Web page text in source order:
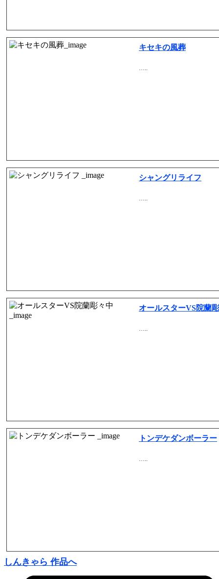
キセキの風葬
…..
シャングリライフ
…..
オールスターVS院蘭
…..
トンデケダンボーラー
…..
しんきゃら 作品へ